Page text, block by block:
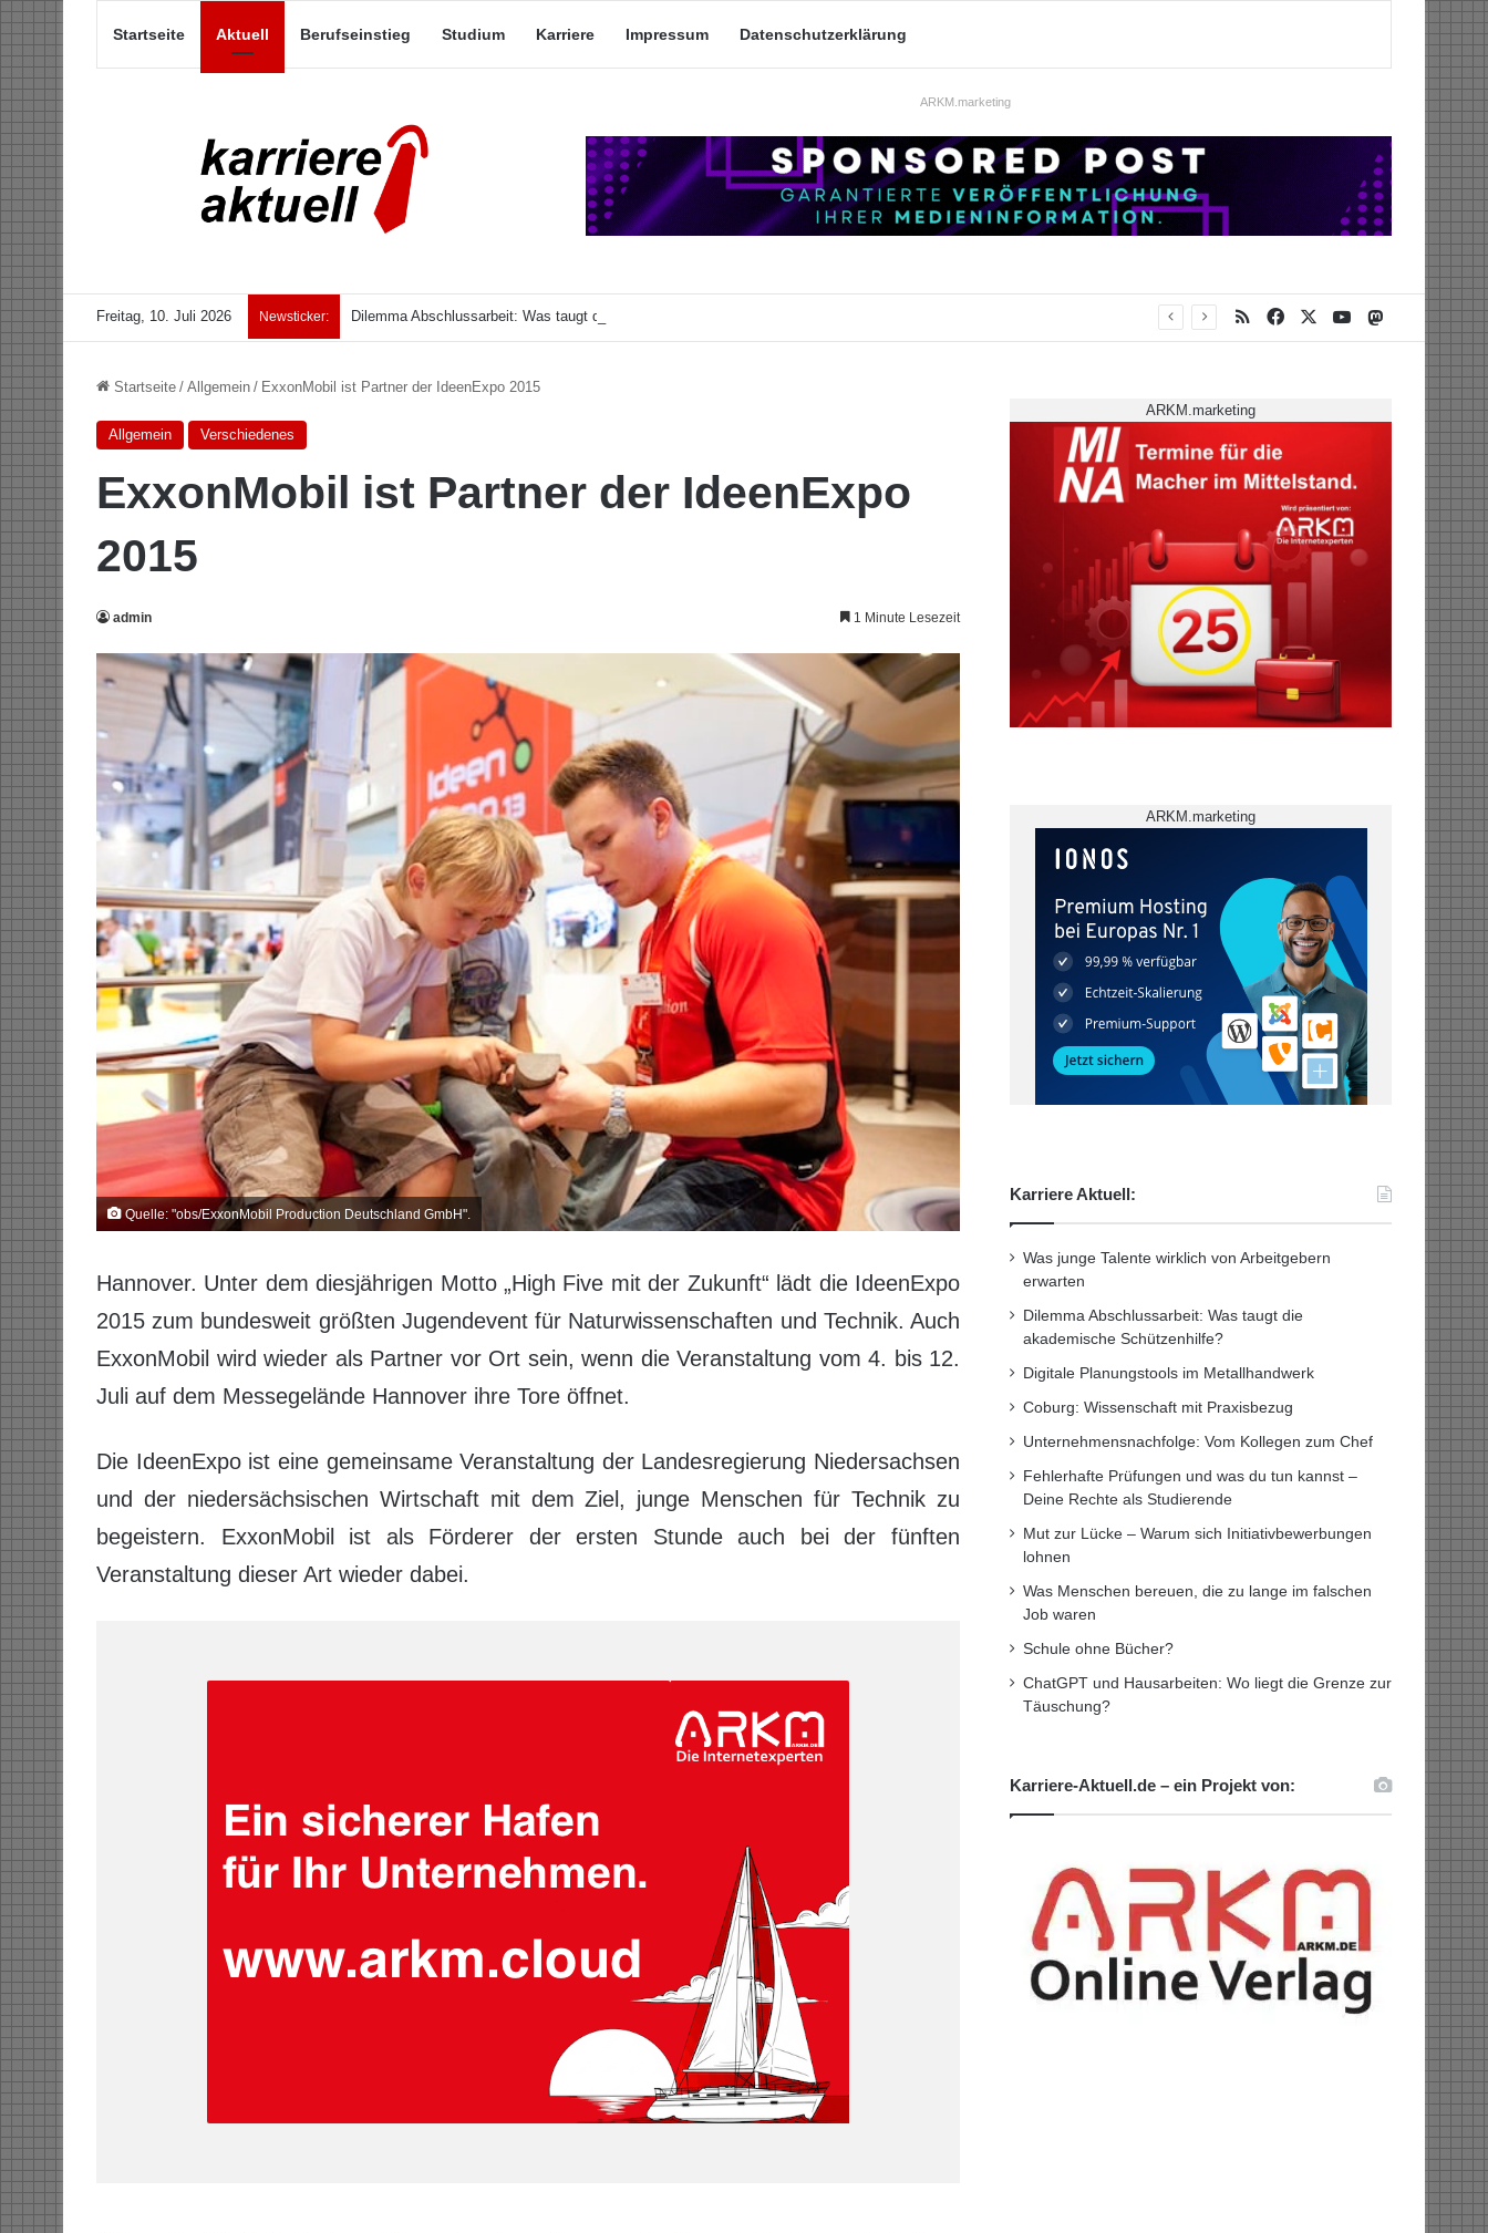
Startseite Aktuell Berufseinstieg Studium Karriere Impressum Datenschutzerklärung
ARKM.marketing
Freitag, 10. Juli 2026 Newsticker: Dilemma Abschlussarbeit: Was taugt die akademische Schützenhilfe? RSS Facebook YouTubeMastodon
Startseite / Allgemein / ExxonMobil ist Partner der IdeenExpo 2015
Allgemein Verschiedenes
ExxonMobil ist Partner der IdeenExpo
2015
admin 1 Minute Lesezeit
Quelle: "obs/ExxonMobil Production Deutschland GmbH".
Hannover. Unter dem diesjährigen Motto „High Five mit der Zukunft“ lädt die IdeenExpo
2015 zum bundesweit größten Jugendevent für Naturwissenschaften und Technik. Auch
ExxonMobil wird wieder als Partner vor Ort sein, wenn die Veranstaltung vom 4. bis 12.
Juli auf dem Messegelände Hannover ihre Tore öffnet.
Die IdeenExpo ist eine gemeinsame Veranstaltung der Landesregierung Niedersachsen
und der niedersächsischen Wirtschaft mit dem Ziel, junge Menschen für Technik zu
begeistern. ExxonMobil ist als Förderer der ersten Stunde auch bei der fünften
Veranstaltung dieser Art wieder dabei.
ARKM.marketing
ARKM.marketing
Karriere Aktuell:
Was junge Talente wirklich von Arbeitgebern
erwarten
Dilemma Abschlussarbeit: Was taugt die
akademische Schützenhilfe?
Digitale Planungstools im Metallhandwerk
Coburg: Wissenschaft mit Praxisbezug
Unternehmensnachfolge: Vom Kollegen zum Chef
Fehlerhafte Prüfungen und was du tun kannst –
Deine Rechte als Studierende
Mut zur Lücke – Warum sich Initiativbewerbungen
lohnen
Was Menschen bereuen, die zu lange im falschen
Job waren
Schule ohne Bücher?
ChatGPT und Hausarbeiten: Wo liegt die Grenze zur
Täuschung?
Karriere-Aktuell.de – ein Projekt von: